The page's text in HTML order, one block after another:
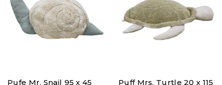
Pufe Mr. Snail 95 x 45
Puff Mrs. Turtle 20 x 115